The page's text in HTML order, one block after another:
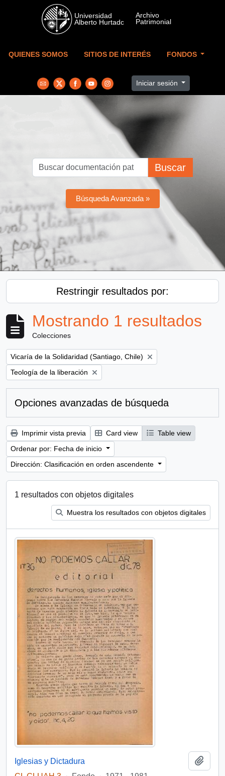
Skip to main content
QUIENES SOMOS SITIOS DE INTERÉS FONDOS
Iniciar sesión
Buscar
Búsqueda Avanzada »
Restringir resultados por:
Mostrando 1 resultados
Colecciones
Remove filter:
Vicaría de la Solidaridad (Santiago, Chile)
Remove filter:
Teología de la liberación
Opciones avanzadas de búsqueda
Imprimir vista previa Card view
Table view
Ordenar por: Fecha de inicio
Dirección: Clasificación en orden ascendente
1 resultados con objetos digitales
Muestra los resultados con objetos digitales
Iglesias y Dictadura